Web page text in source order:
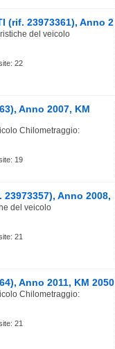
(rif. 23973361), Anno 2
del veicolo
22
Anno 2007, KM
Chilometraggio:
19
Anno 2008,
del veicolo
21
Anno 2011, KM 2050
Chilometraggio:
21